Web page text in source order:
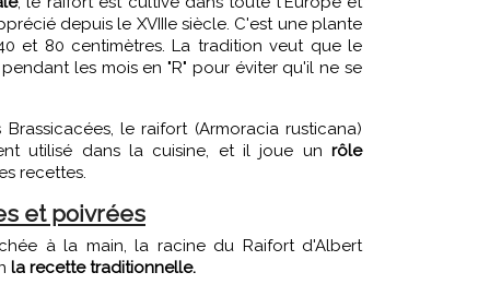
depuis le XVIIIe siècle. C'est une plante
et 80 centimètres. La tradition veut que le
les mois en "R" pour éviter qu'il ne se
le raifort (Armoracia rusticana)
utilisé dans la cuisine, et il joue un rôle
recettes.
et poivrées
à la main, la racine du Raifort d'Albert
la recette traditionnelle.